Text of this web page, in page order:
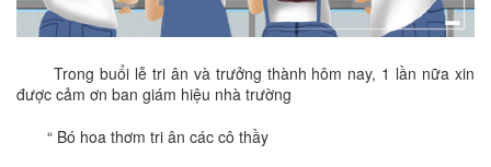
Trong buổi lễ tri ân và trưởng thành hôm nay, 1 lần nữa xin
được cảm ơn ban giám hiệu nhà trường
“ Bó hoa thơm tri ân các cô thầy